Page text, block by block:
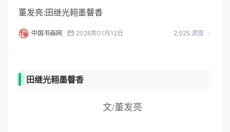
董发亮:田继光䎐墨韾香
中国书画网 2026年01月12日 2,025 浏览
田继光䎐墨韾香
文/董发亮